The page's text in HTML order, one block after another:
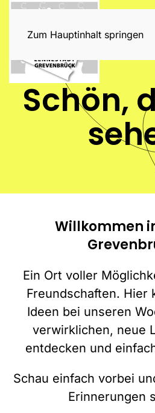
Zum Hauptinhalt springen
Schön,
Willkommen
Ein Ort voller
Freundschaften. Hier
Ideen bei unseren
verwirklichen, neue
entdecken und
Schau einfach vorbei
Erinnerungen